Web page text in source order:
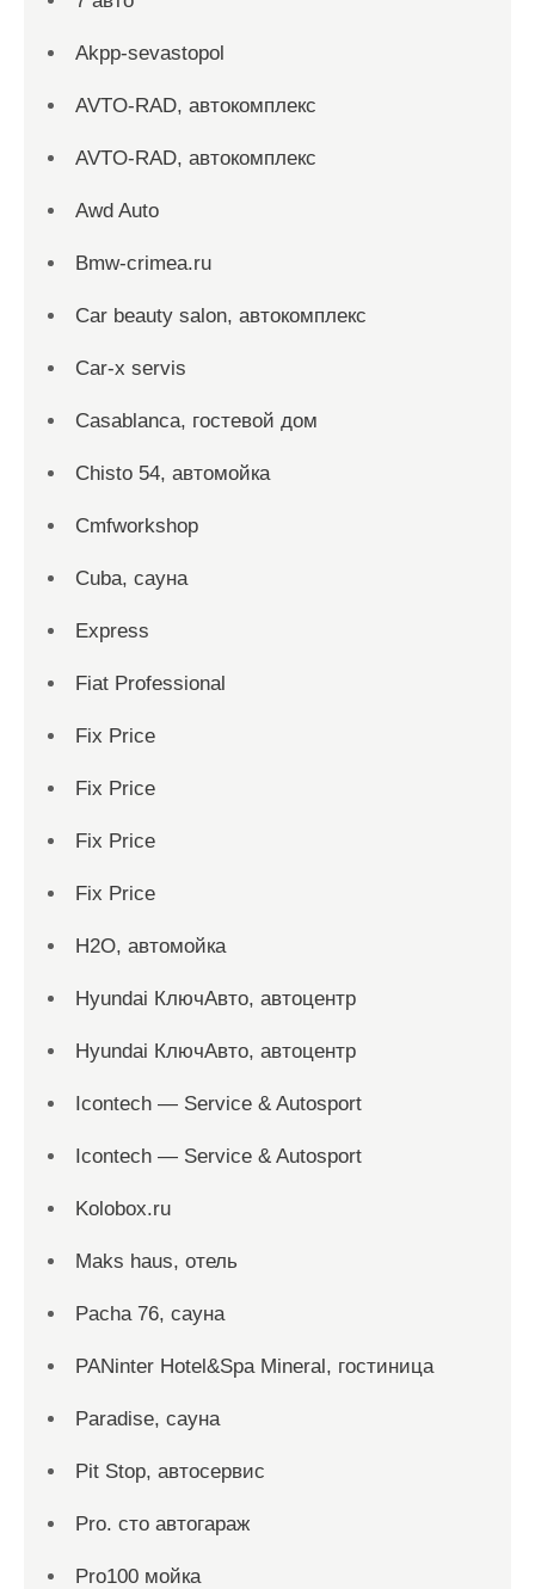
Akpp-sevastopol
AVTO-RAD, автокомплекс
AVTO-RAD, автокомплекс
Awd Auto
Bmw-crimea.ru
Car beauty salon, автокомплекс
Car-x servis
Casablanca, гостевой дом
Chisto 54, автомойка
Cmfworkshop
Cuba, сауна
Express
Fiat Professional
Fix Price
Fix Price
Fix Price
Fix Price
H2O, автомойка
Hyundai КлючАвто, автоцентр
Hyundai КлючАвто, автоцентр
Icontech — Service & Autosport
Icontech — Service & Autosport
Kolobox.ru
Maks haus, отель
Pacha 76, сауна
PANinter Hotel&Spa Mineral, гостиница
Paradise, сауна
Pit Stop, автосервис
Pro. cтo автогараж
Pro100 мойка